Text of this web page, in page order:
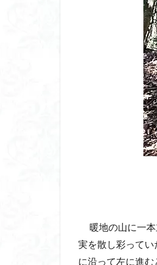
暖地の山に一
実を散し彩って
に沿って左に進